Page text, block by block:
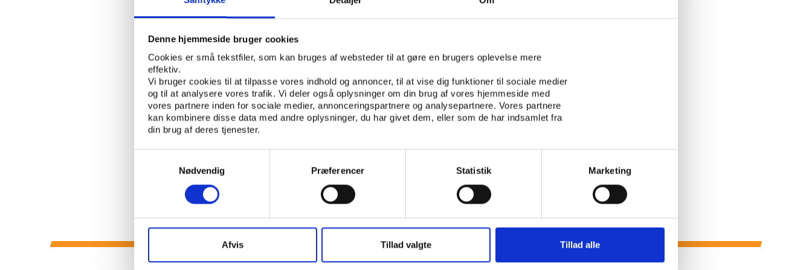
Denne hjemmeside bruger cookies
Cookies er små tekstfiler, som kan bruges af websteder til at gøre en brugers oplevelse mere
effektiv.
Vi bruger cookies til at tilpasse vores indhold og annoncer, til at vise dig funktioner til sociale medier
og til at analysere vores trafik. Vi deler også oplysninger om din brug af vores hjemmeside med
vores partnere inden for sociale medier, annonceringspartnere og analysepartnere. Vores partnere
kan kombinere disse data med andre oplysninger, du har givet dem, eller som de har indsamlet fra
din brug af deres tjenester.
Nødvendig
Præferencer Statistik Marketing
Afvis Tillad valgte Tillad alle
an elite level in Europe, Africa, Asia and the Americas.
KEYWORDS: ELITE SPORT
OPEN PUBLICATION
PUBLISHER: FIFPRO
PAGE COUNT: 27